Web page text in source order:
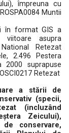
împreuna cu
Muntii
în format GIS a
viitoare asupra
Retezat
2.496 Pestera
2000 suprapuse
Retezat
a stării de
(specii,
(incluzând
Zeicului),
conservare,